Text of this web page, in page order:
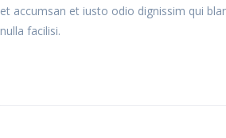
et accumsan et iusto odio dignissim qui
nulla facilisi.